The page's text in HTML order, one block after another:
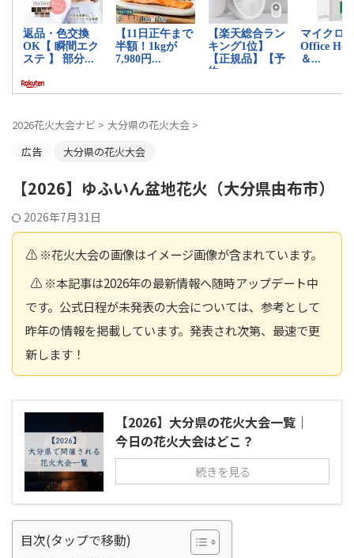
2026花火大会ナビ > 大分県の花火大会 >
広告
大分県の花火大会
【2026】ゆふいん盆地花火（大分県由布市）
2026年7月31日
⚠️ ※花火大会の画像はイメージ画像が含まれています。
⚠️ ※本記事は2026年の最新情報へ随時アップデート中
です。公式日程が未発表の大会については、参考として
昨年の情報を掲載しています。発表され次第、最速で更
新します！
【2026】大分県の花火大会一覧｜
今日の花火大会はどこ？
続きを見る
目次(タップで移動)